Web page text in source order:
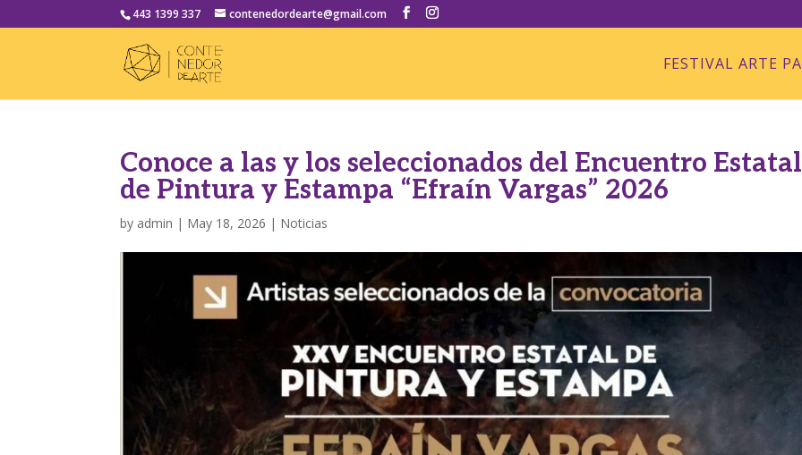
443 1399 337 contenedordearte@gmail.com
FESTIVAL ARTE
Conoce a las y los seleccionados del Encuentro Estatal
de Pintura y Estampa “Efraín Vargas” 2026
by admin | May 18, 2026 | Noticias